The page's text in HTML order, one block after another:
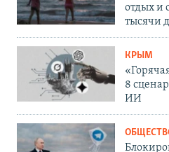
отдых и
тысячи
КРЫМ
8
ИИ